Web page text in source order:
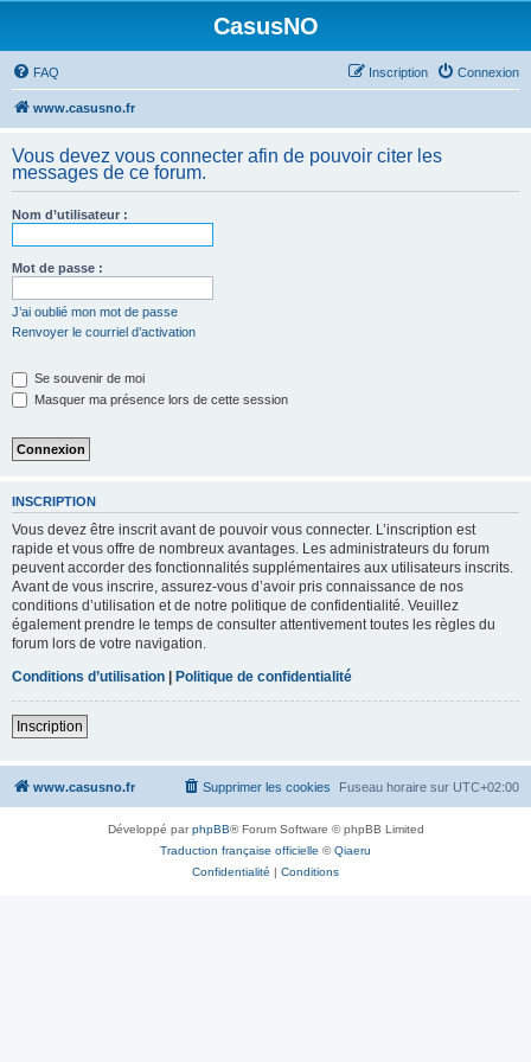
CasusNO
FAQ Connexion
Inscription
www.casusno.fr
Vous devez vous connecter afin de pouvoir citer les
messages de ce forum.
Nom d’utilisateur :
Mot de passe :
J’ai oublié mon mot de passe
Renvoyer le courriel d’activation
Se souvenir de moi
Masquer ma présence lors de cette session
INSCRIPTION
Vous devez être inscrit avant de pouvoir vous connecter. L’inscription est
rapide et vous offre de nombreux avantages. Les administrateurs du forum
peuvent accorder des fonctionnalités supplémentaires aux utilisateurs inscrits.
Avant de vous inscrire, assurez-vous d’avoir pris connaissance de nos
conditions d’utilisation et de notre politique de confidentialité. Veuillez
également prendre le temps de consulter attentivement toutes les règles du
forum lors de votre navigation.
Conditions d’utilisation | Politique de confidentialité
Inscription
www.casusno.fr Fuseau horaire sur UTC+02:00
Supprimer les cookies
Développé parphpBB® Forum Software © phpBB Limited
Traduction française officielle ©Qiaeru
Confidentialité | Conditions